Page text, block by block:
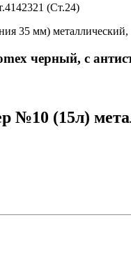
(Ст.24)
35 мм)
черный, с
№10 (15л)